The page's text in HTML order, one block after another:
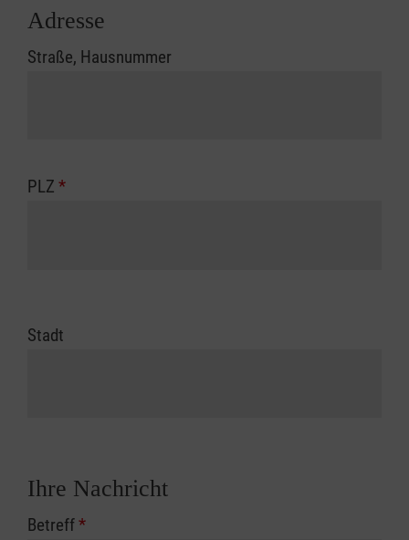
Adresse
Straße, Hausnummer
PLZ *
Stadt
Ihre Nachricht
Betreff*